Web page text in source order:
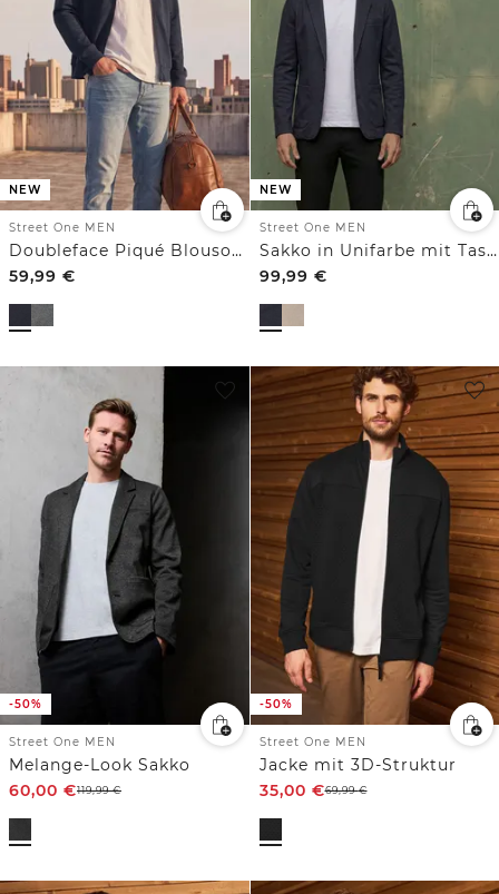
NEW
Street One MEN
Doubleface Piqué Blouson mit Zipper
59,99 €
NEW
Street One MEN
Sakko in Unifarbe mit Taschen
99,99 €
-50%
Street One MEN
Melange-Look Sakko
60,00 €119,99€
-50%
Street One MEN
Jacke mit 3D-Struktur
35,00 €69,99€